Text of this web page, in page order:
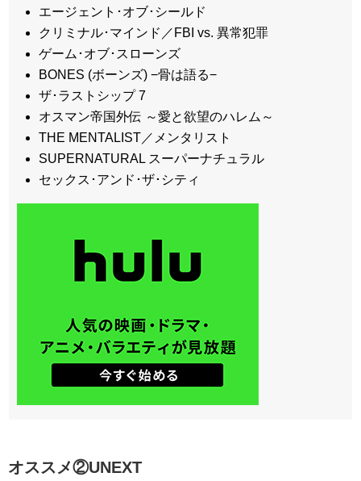
エージェント･オブ･シールド
クリミナル･マインド／FBI vs. 異常犯罪
ゲーム･オブ･スローンズ
BONES (ボーンズ) −骨は語る−
ザ･ラストシップ 7
オスマン帝国外伝 ～愛と欲望のハレム～
THE MENTALIST／メンタリスト
SUPERNATURAL スーパーナチュラル
セックス･アンド･ザ･シティ
オススメ②UNEXT